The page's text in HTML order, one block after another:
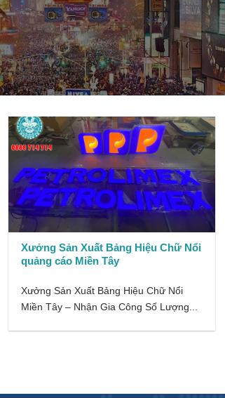
Xưởng Sản Xuất Bảng Hiệu Chữ Nổi
quảng cáo Miền Tây
Xưởng Sản Xuất Bảng Hiệu Chữ Nổi
Miền Tây – Nhận Gia Công Số Lượng...